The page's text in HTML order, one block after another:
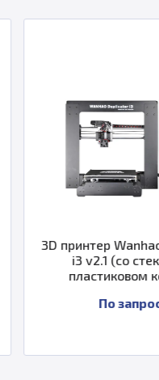
Wanhao Duplicator
(со стеклом) в
корпусе